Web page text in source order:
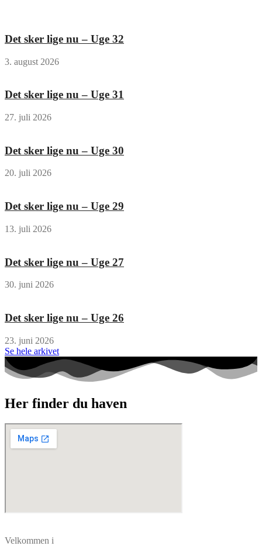
Det sker lige nu – Uge 32
3. august 2026
Det sker lige nu – Uge 31
27. juli 2026
Det sker lige nu – Uge 30
20. juli 2026
Det sker lige nu – Uge 29
13. juli 2026
Det sker lige nu – Uge 27
30. juni 2026
Det sker lige nu – Uge 26
23. juni 2026
Se hele arkivet
Her finder du haven
Velkommen i